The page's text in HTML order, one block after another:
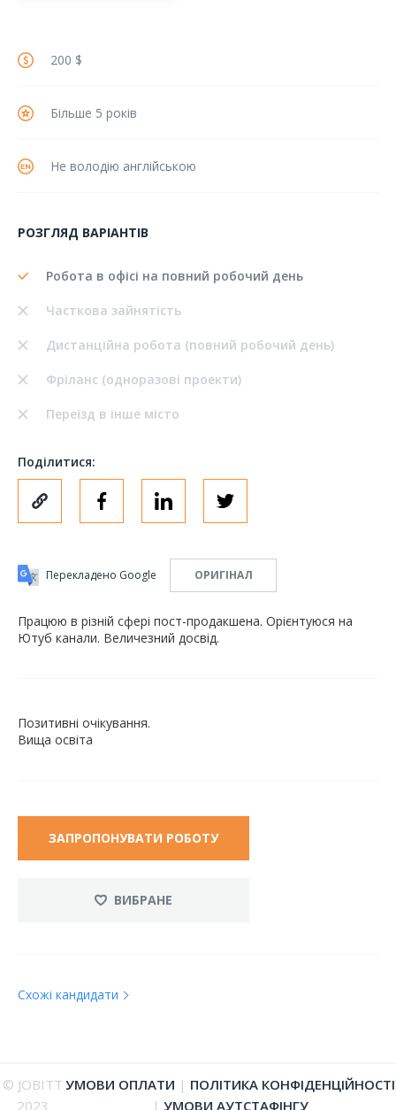
200 $
Більше 5 років
Не володію англійською
РОЗГЛЯД ВАРІАНТІВ
Робота в офісі на повний робочий день
Часткова зайнятість
Дистанційна робота (повний робочий день)
Фріланс (одноразові проекти)
Переїзд в інше місто
Поділитися:
Перекладено Google ОРИГІНАЛ
Працюю в різній сфері пост-продакшена. Орієнтуюся на
Ютуб канали. Величезний досвід.
Позитивні очікування.
Вища освіта
ЗАПРОПОНУВАТИ РОБОТУ
ВИБРАНЕ
Схожі кандидати
© JOBITT
2023
УМОВИ ОПЛАТИ | ПОЛІТИКА КОНФІДЕНЦІЙНОСТІ
|УМОВИ АУТСТАФІНГУ